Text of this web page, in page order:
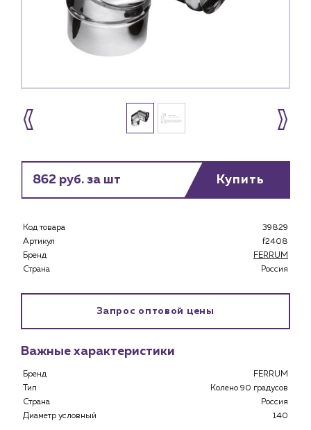
Снабженцам и подрядным организациям
Монтажным бригадам
Предприятиям и юр.лицам
О компании
Водоснабжение и теплоснабжение
862 руб. за шт Купить
Код товара
39829
Артикул
f2408
Бренд
FERRUM
Страна
Россия
Запрос оптовой цены
Важные характеристики
Бренд
FERRUM
Тип
Колено 90 градусов
Страна
Россия
Диаметр условный
140